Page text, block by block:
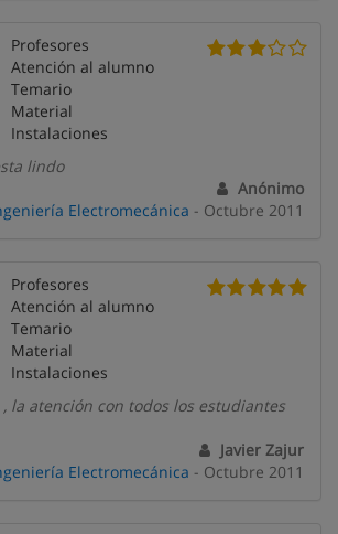
Profesores
Atención al alumno
Temario
Material
Instalaciones
lindo
Anónimo
Electromecánica - Octubre 2011
Profesores
Atención al alumno
Temario
Material
Instalaciones
la atención con todos los estudiantes
Javier Zajur
Electromecánica - Octubre 2011